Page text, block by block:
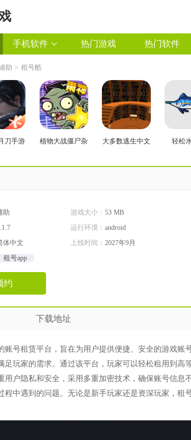
手机软件 热门游戏 热门软件
助 > 租号酷
刀手游 植物大战僵尸杂 大多数逃生中文 轻松
助 游戏大小： 53 MB
运行环境： android
体中文 上线时间： 2027年9月
租号app
约
下载地址
号租赁平台，旨在为用户提供便捷、安全的游戏账
足玩家的需求。通过该平台，玩家可以轻松租用到高
用户隐私和安全，采用多重加密技术，确保账号信息
程中遇到的问题。无论是新手玩家还是资深玩家，租